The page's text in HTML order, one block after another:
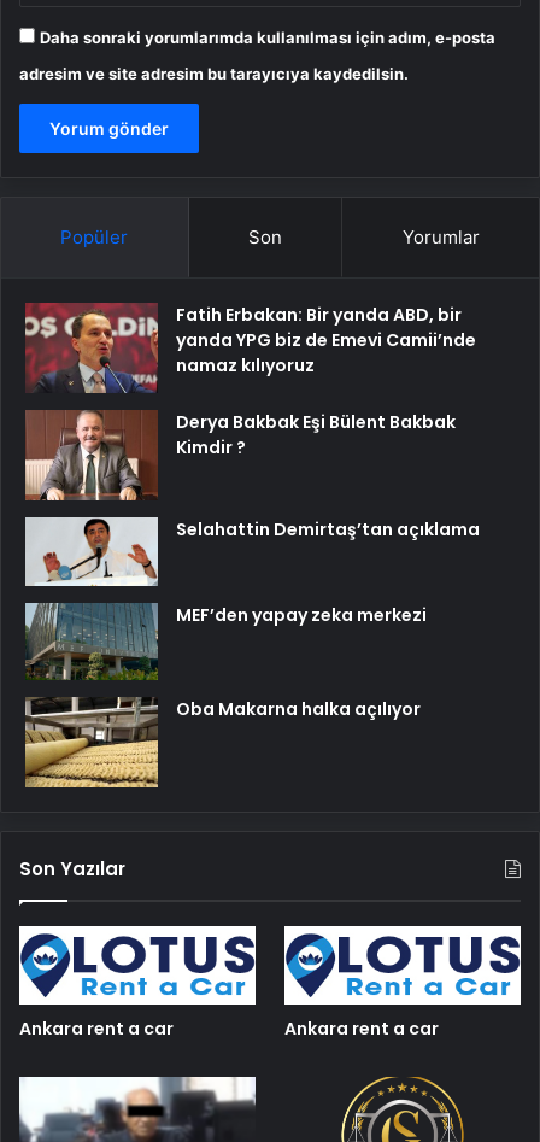
Daha sonraki yorumlarımda kullanılması için adım, e-posta
adresim ve site adresim bu tarayıcıya kaydedilsin.
Popüler Son Yorumlar
Fatih Erbakan: Bir yanda ABD, bir
yanda YPG biz de Emevi Camii’nde
namaz kılıyoruz
Derya Bakbak Eşi Bülent Bakbak
Kimdir ?
Selahattin Demirtaş’tan açıklama
MEF’den yapay zeka merkezi
Oba Makarna halka açılıyor
Son Yazılar
Ankara rent a car Ankara rent a car